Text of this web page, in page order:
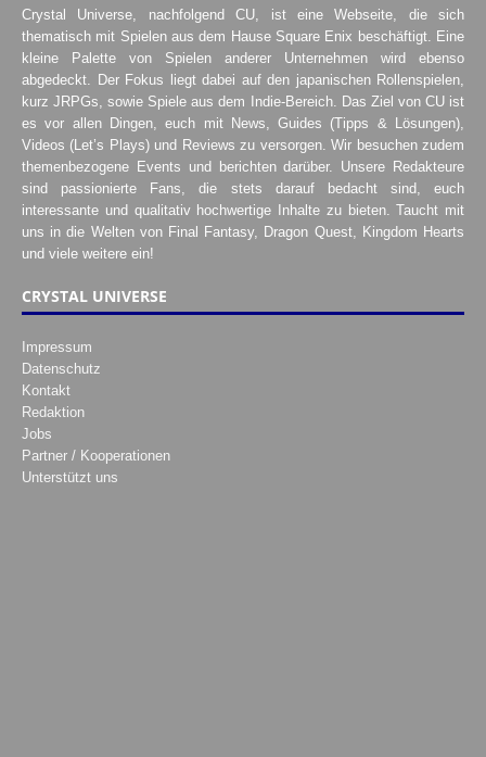
Crystal Universe, nachfolgend CU, ist eine Webseite, die sich
thematisch mit Spielen aus dem Hause Square Enix beschäftigt. Eine
kleine Palette von Spielen anderer Unternehmen wird ebenso
abgedeckt. Der Fokus liegt dabei auf den japanischen Rollenspielen,
kurz JRPGs, sowie Spiele aus dem Indie-Bereich. Das Ziel von CU ist
es vor allen Dingen, euch mit News, Guides (Tipps & Lösungen),
Videos (Let’s Plays) und Reviews zu versorgen. Wir besuchen zudem
themenbezogene Events und berichten darüber. Unsere Redakteure
sind passionierte Fans, die stets darauf bedacht sind, euch
interessante und qualitativ hochwertige Inhalte zu bieten. Taucht mit
uns in die Welten von Final Fantasy, Dragon Quest, Kingdom Hearts
und viele weitere ein!
CRYSTAL UNIVERSE
Impressum
Datenschutz
Kontakt
Redaktion
Jobs
Partner / Kooperationen
Unterstützt uns